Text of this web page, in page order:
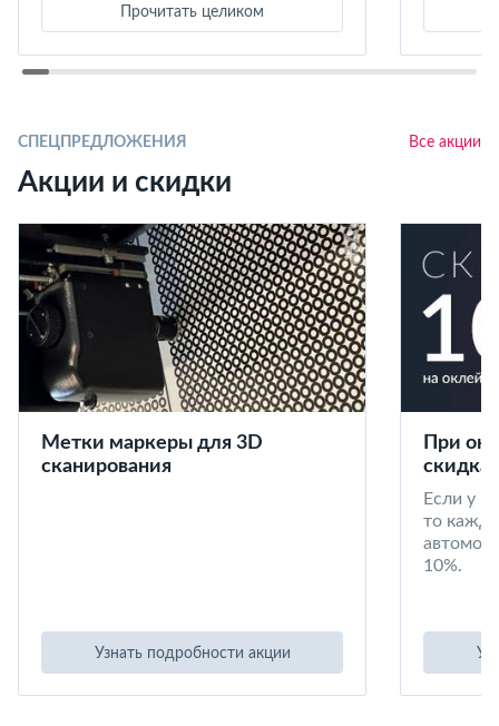
Прочитать целиком
СПЕЦПРЕДЛОЖЕНИЯ Все акции
Акции и скидки
Метки маркеры для 3D
сканирования
Узнать подробности акции
При
скидка
Если у
то
10%.